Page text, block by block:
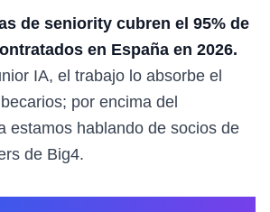
de seniority cubren el 95% de
en España en 2026.
IA, el trabajo lo absorbe el
por encima del
estamos hablando de socios de
de Big4.